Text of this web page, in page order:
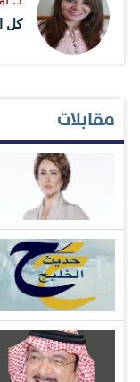
كل
مقابلات